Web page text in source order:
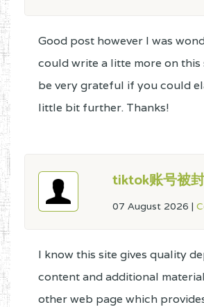
Good post however I was
could write a litte more on this
be very grateful if you could
little bit further. Thanks!
tiktok账号被封
07 August 2026 |
I know this site gives quality
content and additional
other web page which